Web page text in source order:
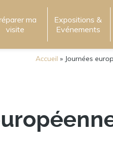
ma
visite
Expositions &
Evénements
Accueil » Journées